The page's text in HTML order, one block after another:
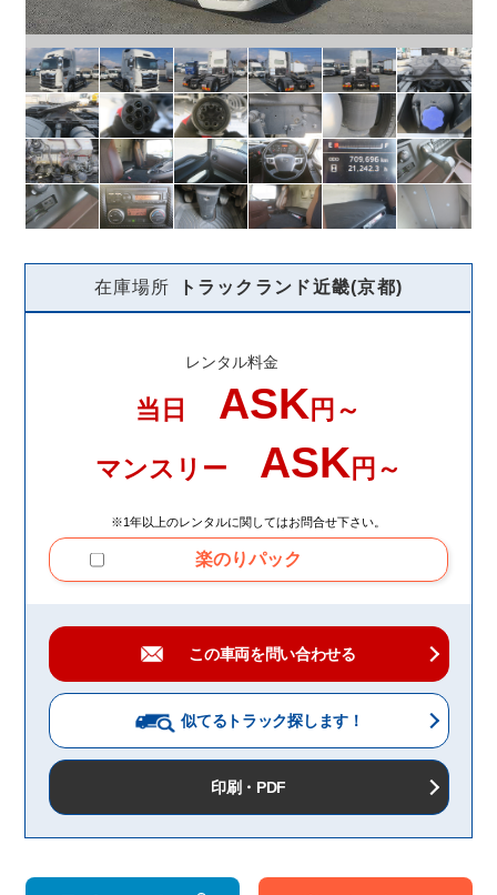
在庫場所 トラックランド近畿(京都)
レンタル料金
当日 ASK 円～
マンスリー ASK 円～
※1年以上のレンタルに関してはお問合せ下さい。
楽のりパック
この車両を問い合わせる
似てるトラック探します！
印刷・PDF